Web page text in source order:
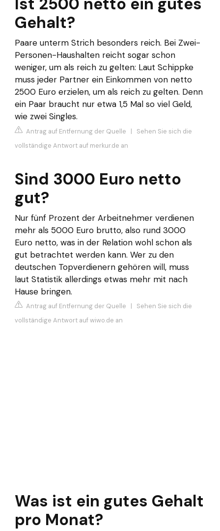
Gehalt?
Paare unterm Strich besonders reich. Bei Zwei-
Personen-Haushalten reicht sogar schon
weniger, um als reich zu gelten: Laut Schippke
muss jeder Partner ein Einkommen von netto
2500 Euro erzielen, um als reich zu gelten. Denn
ein Paar braucht nur etwa 1,5 Mal so viel Geld,
wie zwei Singles.
Antrag auf Entfernung der Quelle | Sehen Sie sich die
vollständige Antwort auf merkur.de an
Sind 3000 Euro netto
gut?
Nur fünf Prozent der Arbeitnehmer verdienen
mehr als 5000 Euro brutto, also rund 3000
Euro netto, was in der Relation wohl schon als
gut betrachtet werden kann. Wer zu den
deutschen Topverdienern gehören will, muss
laut Statistik allerdings etwas mehr mit nach
Hause bringen.
Antrag auf Entfernung der Quelle | Sehen Sie sich die
vollständige Antwort auf wiwo.de an
Was ist ein gutes Gehalt
pro Monat?